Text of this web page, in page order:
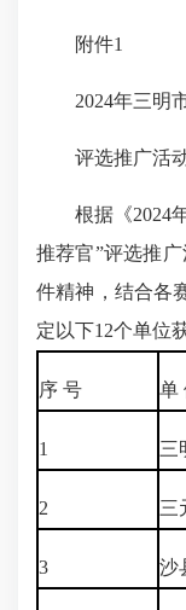
附件1
2024年三明市
评选推广活动
根据《2024年“
推荐官”评选推
件精神，结合各
定以下12个单位
序 号 单
1 三
2 三
3 沙